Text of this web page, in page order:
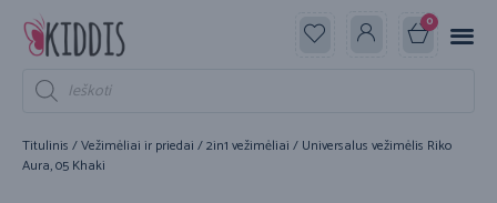
0
Titulinis /Vežimėliai ir priedai /2in1 vežimėliai / Universalus vežimėlis Riko
Aura, 05 Khaki